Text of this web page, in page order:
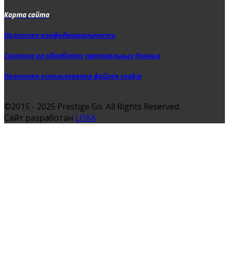
Карта сайта
Политика конфиденциальности
Согласие на обработку персональных данных
Политика использования файлов cookie
©2015 - 2025 Prestige Go. All Rights Reserved.
Сайт разработан LOKA